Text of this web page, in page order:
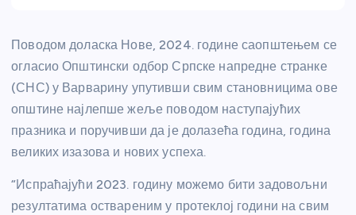
Поводом доласка Нове, 2024. године саопштењем се
огласио Општински одбор Српске напредне странке
(СНС) у Варварину упутивши свим становницима ове
општине најлепше жеље поводом наступајућих
празника и поручивши да је долазећа година, година
великих изазова и нових успеха.
“Испраћајући 2023. годину можемо бити задовољни
резултатима оствареним у протеклој години на свим